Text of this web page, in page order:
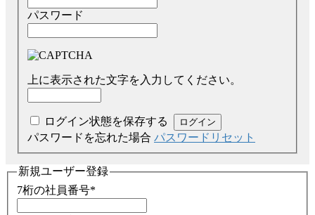
パスワード
上に表示された文字を入力してください。
ログイン状態を保存する
パスワードを忘れた場合 パスワードリセット
新規ユーザー登録
7桁の社員番号*